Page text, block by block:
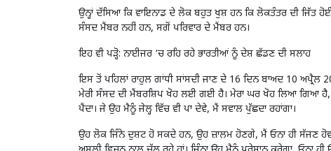
ਉਨ੍ਹਾਂ ਦੱਸਿਆ ਕਿ ਵਾਇਨਾਡ ਦੇ ਲੋਕ ਬਹੁਤ ਖੁਸ਼ ਹਨ ਕਿ ਲੋਕਤੰਤਰ ਦੀ ਜਿੱਤ
ਸੰਸਦ ਮੈਂਬਰ ਨਹੀਂ ਹਨ, ਸਗੋਂ ਪਰਿਵਾਰ ਦੇ ਮੈਂਬਰ ਹਨ।
ਇਹ ਵੀ ਪੜ੍ਹੋ: ਨਾਈਜਰ ‘ਚ ਰਹਿ ਰਹੇ ਭਾਰਤੀਆਂ ਨੂੰ ਦੇਸ਼ ਛੱਡਣ ਦੀ ਸਲਾਹ
ਇਸ ਤੋਂ ਪਹਿਲਾਂ ਰਾਹੁਲ ਗਾਂਧੀ ਸਾਂਸਦੀ ਜਾਣ ਦੇ 16 ਦਿਨ ਬਾਅਦ 10 ਅਪ੍ਰੈਲ
ਮੇਰੀ ਸੰਸਦ ਦੀ ਮੈਂਬਰਸ਼ਿਪ ਖੋਹ ਲਈ ਗਈ ਹੈ। ਮੇਰਾ ਘਰ ਖੋਹ ਲਿਆ ਗਿਆ
ਪੈਂਦਾ। ਜੇ ਉਹ ਮੈਨੂੰ ਜੇਲ੍ਹ ਵਿੱਚ ਵੀ ਪਾ ਦੇਵੇ, ਮੈਂ ਸਵਾਲ ਪੁੱਛਦਾ ਰਹਾਂਗਾ।
ਉਹ ਲੋਕ ਜਿੰਨੇ ਦੁਸ਼ਟ ਹੋ ਸਕਦੇ ਹਨ, ਉਹ ਜ਼ਾਲਮ ਹੋਣਗੇ, ਮੈਂ ਓਨਾ ਹੀ ਸੱਜਣ